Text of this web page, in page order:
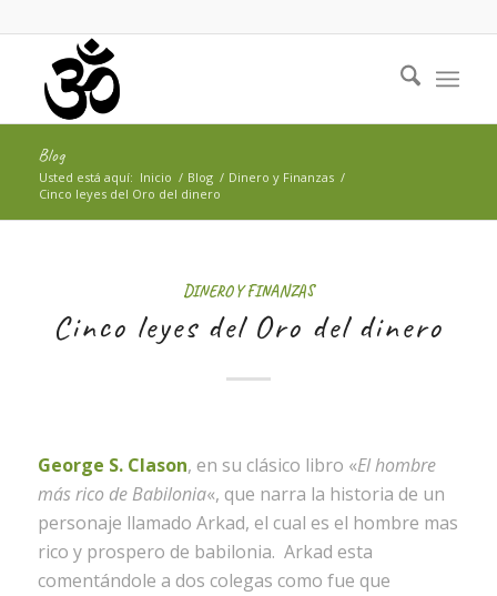
Blog
Usted está aquí: Inicio / Blog / Dinero y Finanzas /
Cinco leyes del Oro del dinero
DINERO Y FINANZAS
Cinco leyes del Oro del dinero
George S. Clason, en su clásico libro «El hombre
más rico de Babilonia«, que narra la historia de un
personaje llamado Arkad, el cual es el hombre mas
rico y prospero de babilonia. Arkad esta
comentándole a dos colegas como fue que